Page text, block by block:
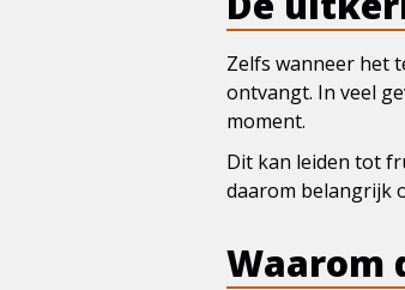
Zelfs wanneer het
ontvangt. In veel
moment.
Dit kan leiden tot
daarom belangrijk
Waarom